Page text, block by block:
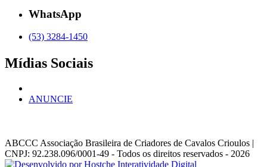
WhatsApp
(53) 3284-1450
Mídias Sociais
ANUNCIE
ABCCC Associação Brasileira de Criadores de Cavalos Crioulos |
CNPJ: 92.238.096/0001-49 - Todos os direitos reservados - 2026